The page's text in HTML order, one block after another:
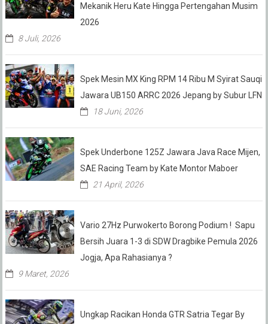
Mekanik Heru Kate Hingga Pertengahan Musim
2026
8 Juli, 2026
Spek Mesin MX King RPM 14 Ribu M Syirat Sauqi
Jawara UB150 ARRC 2026 Jepang by Subur LFN
18 Juni, 2026
Spek Underbone 125Z Jawara Java Race Mijen,
SAE Racing Team by Kate Montor Maboer
21 April, 2026
Vario 27Hz Purwokerto Borong Podium ! Sapu
Bersih Juara 1-3 di SDW Dragbike Pemula 2026
Jogja, Apa Rahasianya ?
9 Maret, 2026
Ungkap Racikan Honda GTR Satria Tegar By